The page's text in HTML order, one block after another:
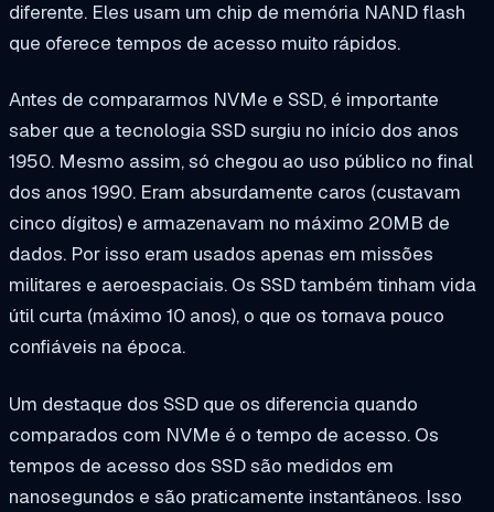
diferente. Eles usam um chip de memória NAND flash
que oferece tempos de acesso muito rápidos.
Antes de compararmos NVMe e SSD, é importante
saber que a tecnologia SSD surgiu no início dos anos
1950. Mesmo assim, só chegou ao uso público no final
dos anos 1990. Eram absurdamente caros (custavam
cinco dígitos) e armazenavam no máximo 20MB de
dados. Por isso eram usados apenas em missões
militares e aeroespaciais. Os SSD também tinham vida
útil curta (máximo 10 anos), o que os tornava pouco
confiáveis na época.
Um destaque dos SSD que os diferencia quando
comparados com NVMe é o tempo de acesso. Os
tempos de acesso dos SSD são medidos em
nanosegundos e são praticamente instantâneos. Isso